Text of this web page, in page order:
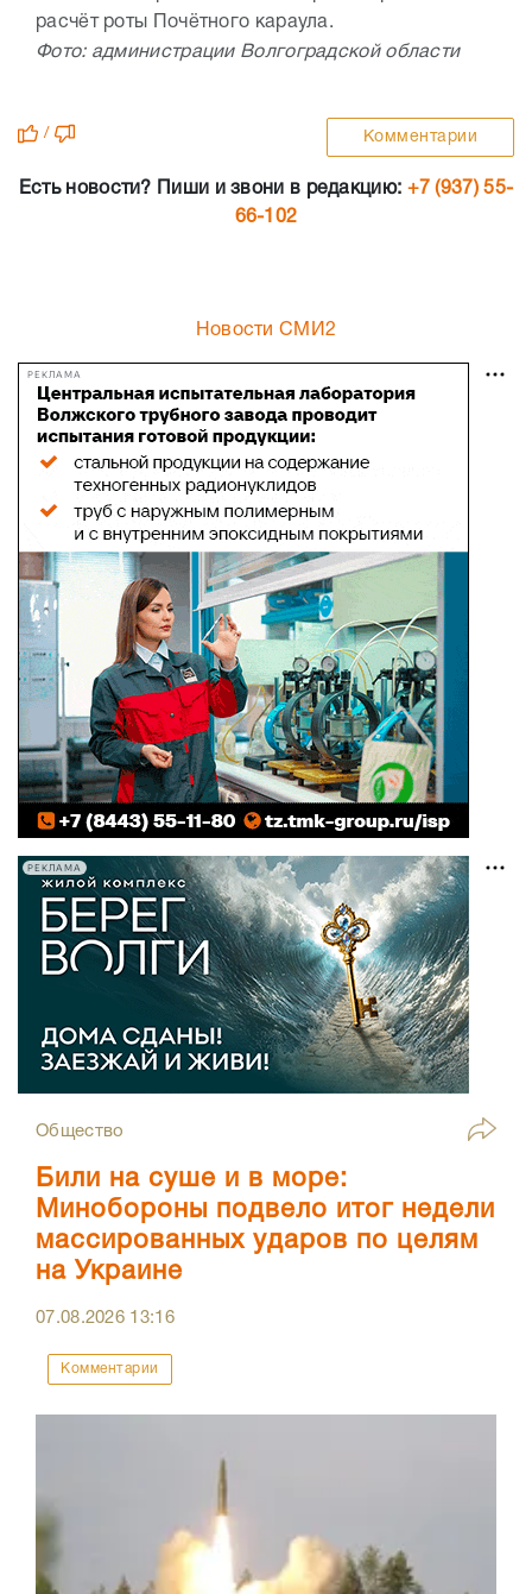
расчёт роты Почётного караула.
Фото: администрации Волгоградской области
/ Комментарии
Есть новости? Пиши и звони в редакцию: +7 (937) 55-
66-102
Новости СМИ2
РЕКЛАМА
РЕКЛАМА
Общество
Били на суше и в море:
Минобороны подвело итог недели
массированных ударов по целям
на Украине
07.08.2026 13:16
Комментарии